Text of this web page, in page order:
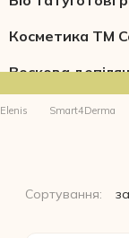
Косметика ТМ
Воскова
Elenis Smart4Derma
Сортування: